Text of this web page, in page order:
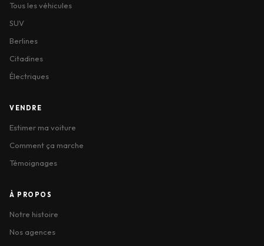
Tous les véhicules
SUV
Berlines
Citadines
Électriques
VENDRE
Estimer ma voiture
Comment ça marche
Témoignages
À PROPOS
Notre histoire
Nos agences